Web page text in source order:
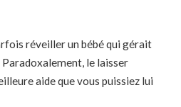
réveiller un bébé qui gérait
le laisser
aide que vous puissiez lui